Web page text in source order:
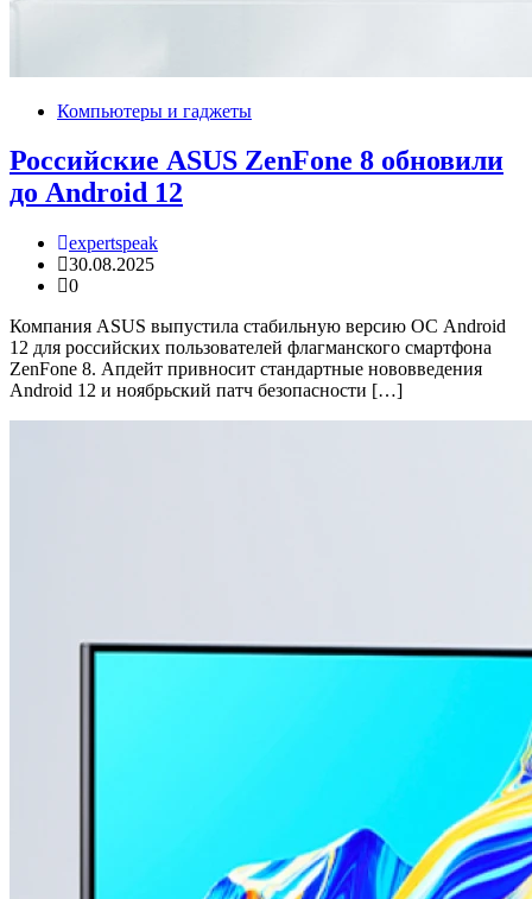
Компьютеры и гаджеты
Российские ASUS ZenFone 8 обновили
до Android 12
expertspeak
30.08.2025
0
Компания ASUS выпустила стабильную версию ОС Android
12 для российских пользователей флагманского смартфона
ZenFone 8. Апдейт привносит стандартные нововведения
Android 12 и ноябрьский патч безопасности […]